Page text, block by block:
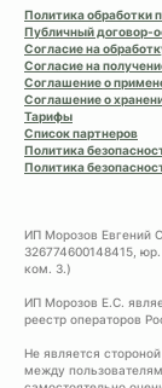
Политика обработки
Публичный договор-
Согласие на
Согласие на
Соглашение о
Соглашение о
Тарифы
Список партнеров
Политика
Политика
ИП Морозов Евгений
326774600148415,
ком. 3.)
ИП Морозов Е.С.
реестр операторов
Не является
между